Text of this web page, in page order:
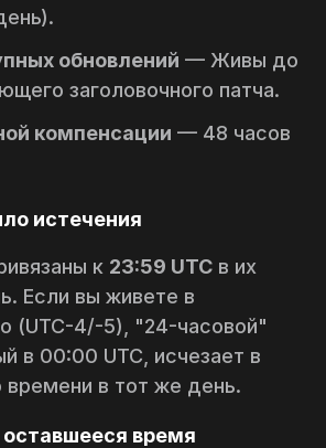
обновлений — Живы до
заголовочного патча.
компенсации — 48 часов
истечения
к 23:59 UTC в их
Если вы живете в
(UTC-4/-5), "24-часовой"
в 00:00 UTC, исчезает в
времени в тот же день.
оставшееся время